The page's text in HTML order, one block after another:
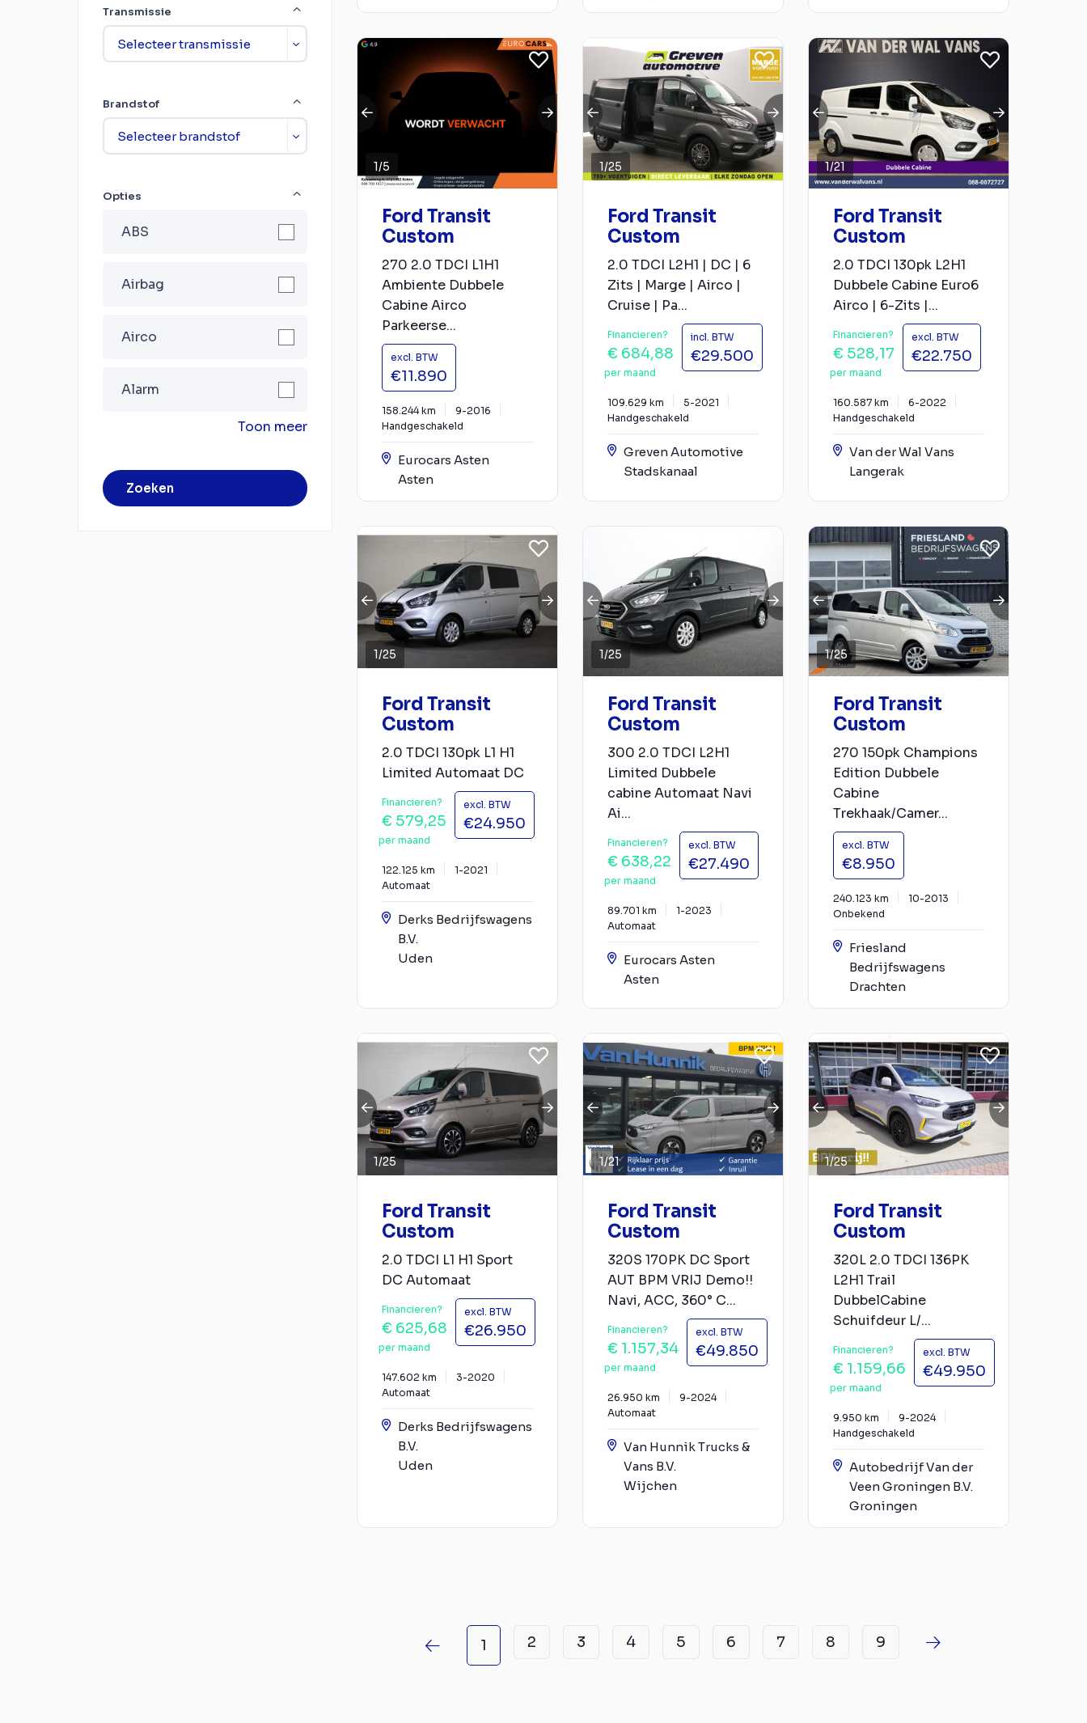
Transmissie
Brandstof
Opties
ABS
Airbag
Airco
Alarm
Toon meer
Zoeken
1/5
Ford Transit
Custom
270 2.0 TDCI L1H1
Ambiente Dubbele
Cabine Airco
Parkeerse...
excl. BTW
€11.890
158.244 km
9-2016
Handgeschakeld
Eurocars Asten
Asten
1/25
Ford Transit
Custom
2.0 TDCI L2H1 | DC | 6
Zits | Marge | Airco |
Cruise | Pa...
Financieren?
€ 684,88
per maand
incl. BTW
€29.500
109.629 km
5-2021
Handgeschakeld
Greven Automotive
Stadskanaal
1/21
Ford Transit
Custom
2.0 TDCI 130pk L2H1
Dubbele Cabine Euro6
Airco | 6-Zits |...
Financieren?
€ 528,17
per maand
excl. BTW
€22.750
160.587 km
6-2022
Handgeschakeld
Van der Wal Vans
Langerak
1/25
Ford Transit
Custom
2.0 TDCI 130pk L1 H1
Limited Automaat DC
Financieren?
€ 579,25
per maand
excl. BTW
€24.950
122.125 km
1-2021
Automaat
Derks Bedrijfswagens
B.V.
Uden
1/25
Ford Transit
Custom
300 2.0 TDCI L2H1
Limited Dubbele
cabine Automaat Navi
Ai...
Financieren?
€ 638,22
per maand
excl. BTW
€27.490
89.701 km
1-2023
Automaat
Eurocars Asten
Asten
1/25
Ford Transit
Custom
270 150pk Champions
Edition Dubbele
Cabine
Trekhaak/Camer...
excl. BTW
€8.950
240.123 km
10-2013
Onbekend
Friesland
Bedrijfswagens
Drachten
1/25
Ford Transit
Custom
2.0 TDCI L1 H1 Sport
DC Automaat
Financieren?
€ 625,68
per maand
excl. BTW
€26.950
147.602 km
3-2020
Automaat
Derks Bedrijfswagens
B.V.
Uden
1/21
Ford Transit
Custom
320S 170PK DC Sport
AUT BPM VRIJ Demo!!
Navi, ACC, 360° C...
Financieren?
€ 1.157,34
per maand
excl. BTW
€49.850
26.950 km
9-2024
Automaat
Van Hunnik Trucks &
Vans B.V.
Wijchen
1/25
Ford Transit
Custom
320L 2.0 TDCI 136PK
L2H1 Trail
DubbelCabine
Schuifdeur L/...
Financieren?
€ 1.159,66
per maand
excl. BTW
€49.950
9.950 km
9-2024
Handgeschakeld
Autobedrijf Van der
Veen Groningen B.V.
Groningen
1 2 3 4 5 6 7 8 9